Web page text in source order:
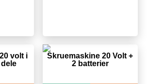
volt i
Skruemaskine 20 Volt +
2 batterier